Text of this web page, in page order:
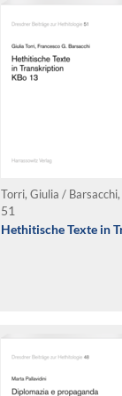
Torri, Giulia / Barsacchi,
51
Hethitische Texte in